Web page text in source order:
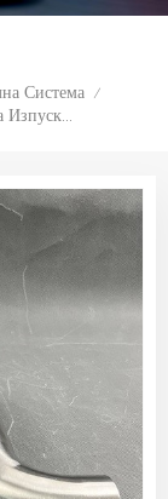
Система /